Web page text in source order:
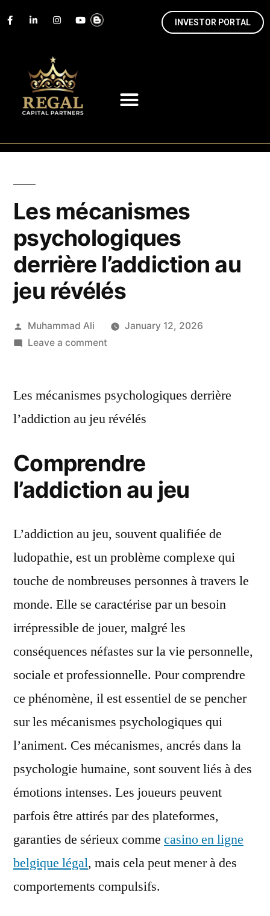
INVESTOR PORTAL
Les mécanismes
psychologiques
derrière l’addiction au
jeu révélés
Muhammad Ali
January 12, 2026
Leave a comment
Les mécanismes psychologiques derrière
l’addiction au jeu révélés
Comprendre
l’addiction au jeu
L’addiction au jeu, souvent qualifiée de
ludopathie, est un problème complexe qui
touche de nombreuses personnes à travers le
monde. Elle se caractérise par un besoin
irrépressible de jouer, malgré les
conséquences néfastes sur la vie personnelle,
sociale et professionnelle. Pour comprendre
ce phénomène, il est essentiel de se pencher
sur les mécanismes psychologiques qui
l’animent. Ces mécanismes, ancrés dans la
psychologie humaine, sont souvent liés à des
émotions intenses. Les joueurs peuvent
parfois être attirés par des plateformes,
garanties de sérieux comme casino en ligne
belgique légal, mais cela peut mener à des
comportements compulsifs.